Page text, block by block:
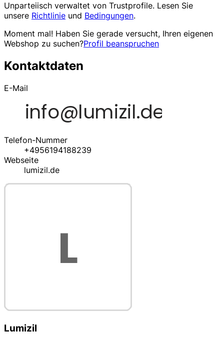
Unparteiisch verwaltet von Trustprofile. Lesen Sie
unsere Richtlinie und Bedingungen.
Moment mal! Haben Sie gerade versucht, Ihren eigenen
Webshop zu suchen?Profil beanspruchen
Kontaktdaten
E-Mail
Telefon-Nummer
+4956194188239
Webseite
lumizil.de
Lumizil